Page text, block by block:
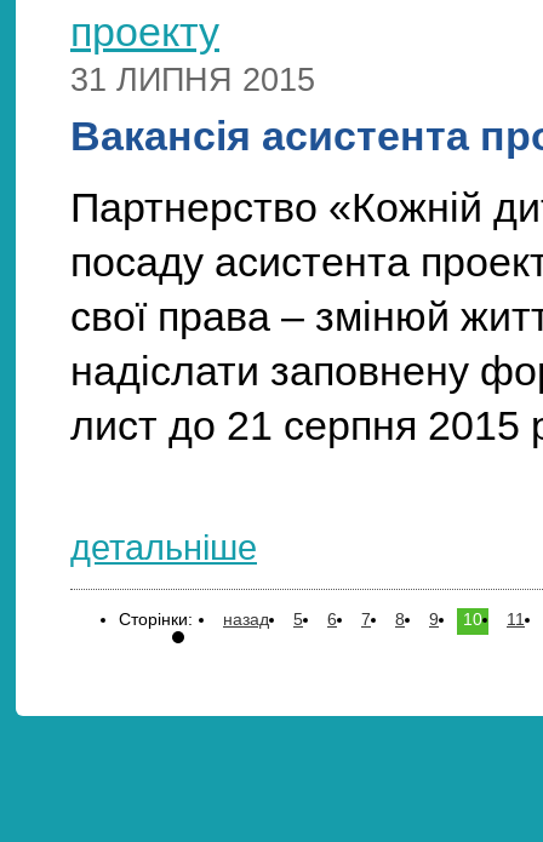
31 ЛИПНЯ 2015
Вакансія асистента
Партнерство «Кожній
посаду асистента
свої права – змінюй
надіслати заповнену
лист до 21 серпня 2015
детальніше
Сторінки: назад 5 6 7 8 9 10 11